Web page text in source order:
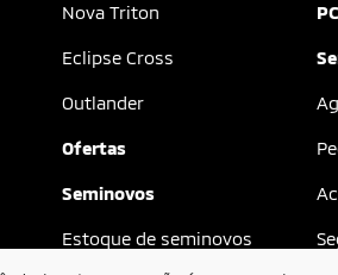
Nova Triton
Eclipse Cross
Outlander
Ofertas
Seminovos
Estoque de seminovos